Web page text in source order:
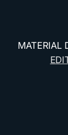
MATERIAL